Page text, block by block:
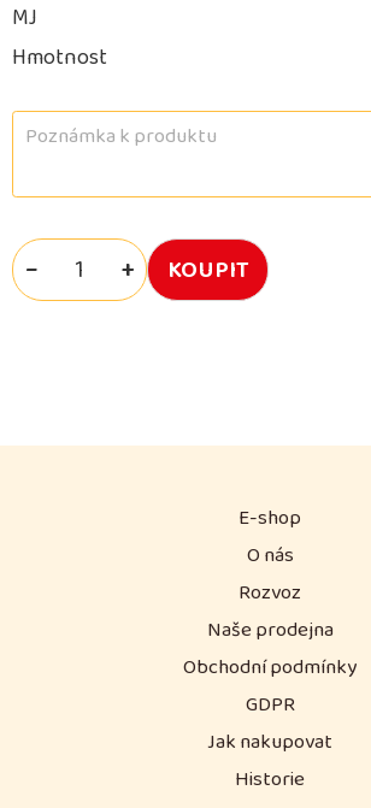
MJ
Hmotnost
− +
E-shop
O nás
Rozvoz
Naše prodejna
Obchodní podmínky
GDPR
Jak nakupovat
Historie